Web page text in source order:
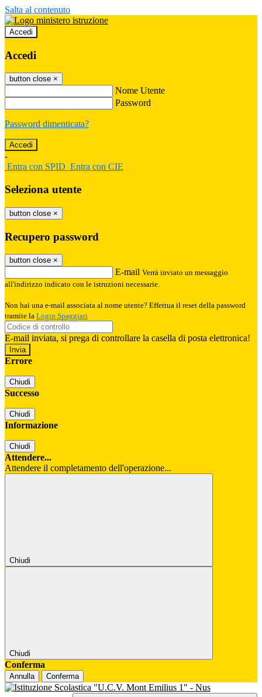
Salta al contenuto
Accedi
Accedi
button close ×
Nome Utente
Password
Password dimenticata?
-
Entra con SPID Entra con CIE
Seleziona utente
button close ×
Recupero password
button close ×
E-mail Verrà inviato un messaggio
all'indirizzo indicato con le istruzioni necessarie.
Non hai una e-mail associata al nome utente? Effettua il reset della password
tramite la Login Spaggiari
E-mail inviata, si prega di controllare la casella di posta elettronica!
Errore
Chiudi
Successo
Chiudi
Informazione
Chiudi
Attendere...
Attendere il completamento dell'operazione...
Chiudi
Chiudi
Conferma
Annulla Conferma